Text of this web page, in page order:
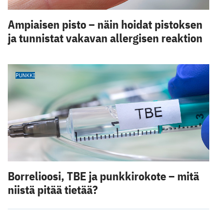
Ampiaisen pisto – näin hoidat pistoksen
ja tunnistat vakavan allergisen reaktion
PUNKKI
Borrelioosi, TBE ja punkkirokote – mitä
niistä pitää tietää?